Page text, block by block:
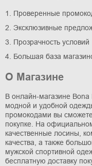
1. Проверенные
2. Эксклюзивные
3. Прозрачность условий
4. Большая база
О Магазине
В онлайн-магазине
модной и удобной
промокодами вы
покупке. На
качественные лосины,
качества, а также
мужской спортивной
бесплатную доставку